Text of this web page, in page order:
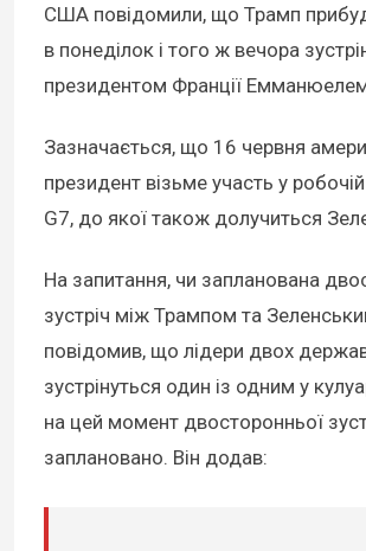
США повідомили, що Трамп
в понеділок і того ж вечора
президентом Франції
Зазначається, що 16 червня
президент візьме участь у робочій
G7, до якої також долучиться
На запитання, чи запланована
зустріч між Трампом та
повідомив, що лідери двох
зустрінуться один із одним у
на цей момент двосторонньої
заплановано. Він додав: